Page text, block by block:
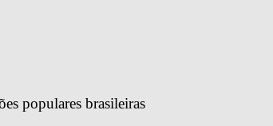
populares brasileiras